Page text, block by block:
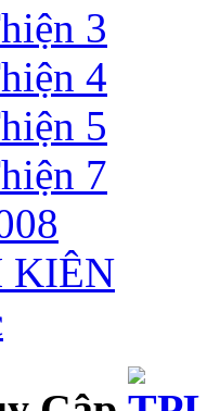
3
4
5
7
KIÊN